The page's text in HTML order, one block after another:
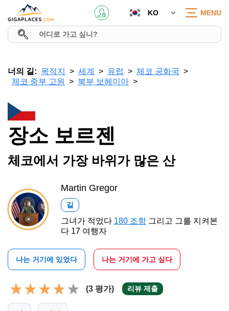
KO MENU
너의 길: 목적지 세계 유럽
체코 공화국
체코 중부 고원
북부 보헤미아
장소 보르젠
체코에서 가장 바위가 많은 산
Martin Gregor
길
그녀가 적었다 180 조항 그리고 그를 지켜본
다 17 여행자
나는 거기에 있었다 나는 거기에 가고 싶다
(3 평가) 리뷰 제출